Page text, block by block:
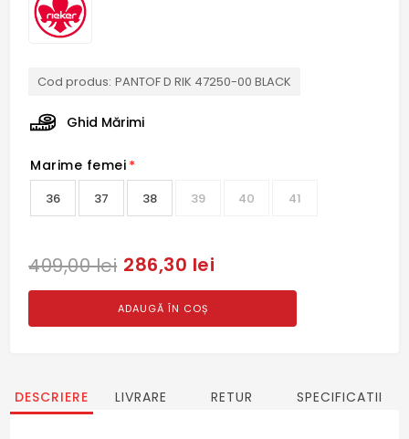
Cod produs: PANTOF D RIK 47250-00 BLACK
Ghid Mărimi
Marime femei *
36 37 38 39 40 41
409,00 lei 286,30 lei
ADAUGĂ ÎN COȘ
DESCRIERE LIVRARE RETUR SPECIFICATII